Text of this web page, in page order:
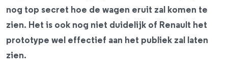
nog top secret hoe de wagen eruit zal komen te
zien. Het is ook nog niet duidelijk of Renault het
prototype wel effectief aan het publiek zal laten
zien.